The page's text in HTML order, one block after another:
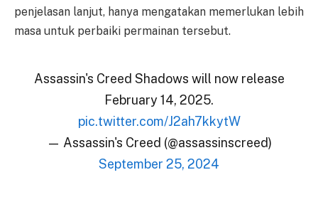
penjelasan lanjut, hanya mengatakan memerlukan lebih
masa untuk perbaiki permainan tersebut.
Assassin's Creed Shadows will now release
February 14, 2025.
pic.twitter.com/J2ah7kkytW
— Assassin's Creed (@assassinscreed)
September 25, 2024